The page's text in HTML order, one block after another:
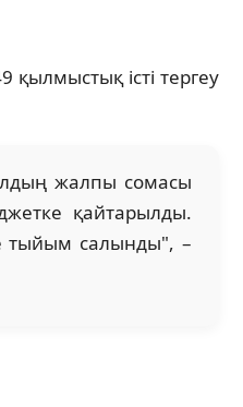
қылмыстық істі тергеу
жалпы сомасы
қайтарылды.
тыйым салынды", –